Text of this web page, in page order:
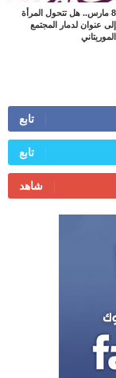
8 مارس.. هل تتحول المرأة
إلى عنوان لدمار المجتمع
الموريتاني
تابع
تابع
شاهد